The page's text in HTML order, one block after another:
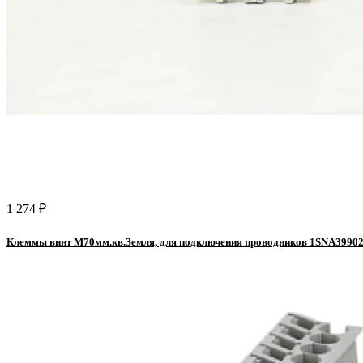
1 274 ₽
Клеммы винт M70мм.кв.Земля, для подключения проводников